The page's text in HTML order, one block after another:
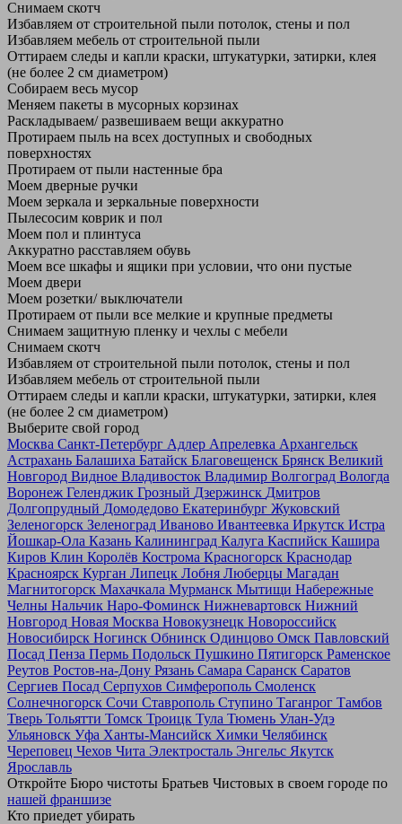
Снимаем скотч
Избавляем от строительной пыли потолок, стены и пол
Избавляем мебель от строительной пыли
Оттираем следы и капли краски, штукатурки, затирки, клея
(не более 2 см диаметром)
Собираем весь мусор
Меняем пакеты в мусорных корзинах
Раскладываем/ развешиваем вещи аккуратно
Протираем пыль на всех доступных и свободных
поверхностях
Протираем от пыли настенные бра
Моем дверные ручки
Моем зеркала и зеркальные поверхности
Пылесосим коврик и пол
Моем пол и плинтуса
Аккуратно расставляем обувь
Моем все шкафы и ящики при условии, что они пустые
Моем двери
Моем розетки/ выключатели
Протираем от пыли все мелкие и крупные предметы
Снимаем защитную пленку и чехлы с мебели
Снимаем скотч
Избавляем от строительной пыли потолок, стены и пол
Избавляем мебель от строительной пыли
Оттираем следы и капли краски, штукатурки, затирки, клея
(не более 2 см диаметром)
Выберите свой город
Москва Санкт-Петербург Адлер Апрелевка Архангельск
Астрахань Балашиха Батайск Благовещенск Брянск Великий
Новгород Видное Владивосток Владимир Волгоград Вологда
Воронеж Геленджик Грозный Дзержинск Дмитров
Долгопрудный Домодедово Екатеринбург Жуковский
Зеленогорск Зеленоград Иваново Ивантеевка Иркутск Истра
Йошкар-Ола Казань Калининград Калуга Каспийск Кашира
Киров Клин Королёв Кострома Красногорск Краснодар
Красноярск Курган Липецк Лобня Люберцы Магадан
Магнитогорск Махачкала Мурманск Мытищи Набережные
Челны Нальчик Наро-Фоминск Нижневартовск Нижний
Новгород Новая Москва Новокузнецк Новороссийск
Новосибирск Ногинск Обнинск Одинцово Омск Павловский
Посад Пенза Пермь Подольск Пушкино Пятигорск Раменское
Реутов Ростов-на-Дону Рязань Самара Саранск Саратов
Сергиев Посад Серпухов Симферополь Смоленск
Солнечногорск Сочи Ставрополь Ступино Таганрог Тамбов
Тверь Тольятти Томск Троицк Тула Тюмень Улан-Удэ
Ульяновск Уфа Ханты-Мансийск Химки Челябинск
Череповец Чехов Чита Электросталь Энгельс Якутск
Ярославль
Откройте Бюро чистоты Братьев Чистовых в своем городе по
нашей франшизе
Кто приедет убирать